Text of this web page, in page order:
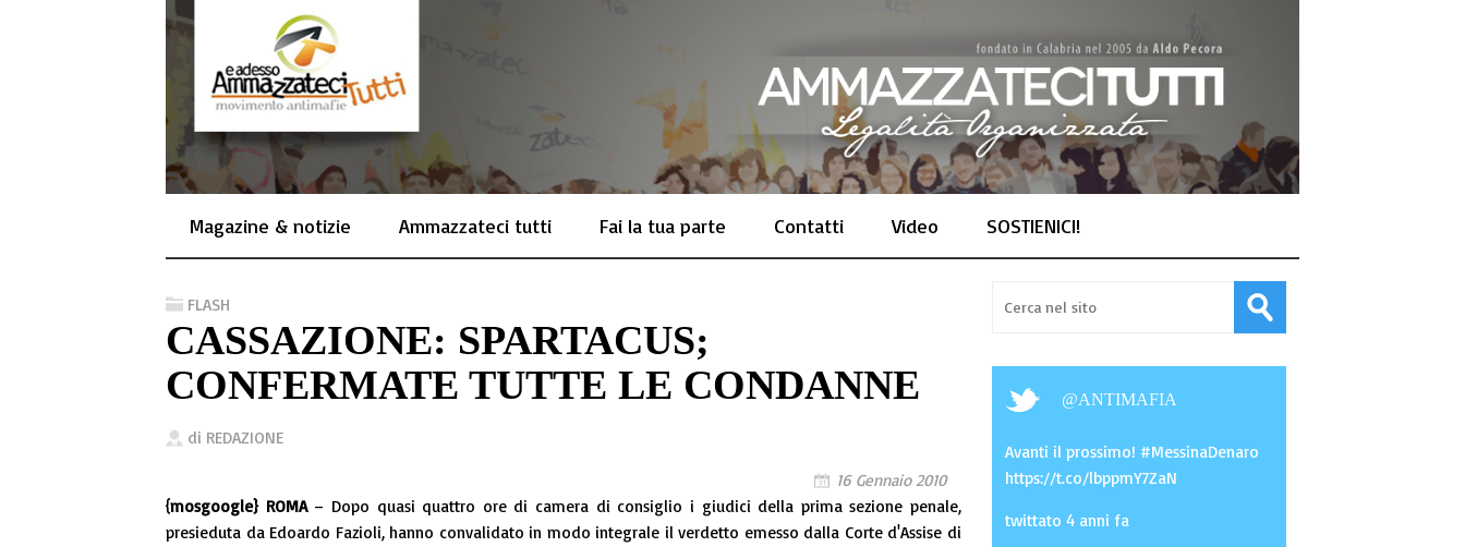
Magazine & notizie Ammazzateci tutti Fai la tua parte Contatti Video SOSTIENICI!
FLASH
CASSAZIONE: SPARTACUS;
CONFERMATE TUTTE LE CONDANNE
di REDAZIONE
16 Gennaio 2010
{mosgoogle} ROMA – Dopo quasi quattro ore di camera di consiglio i giudici della prima sezione penale,
presieduta da Edoardo Fazioli, hanno convalidato in modo integrale il verdetto emesso dalla Corte d'Assise di
@ANTIMAFIA
Avanti il prossimo! #MessinaDenaro
https://t.co/lbppmY7ZaN
twittato 4 anni fa